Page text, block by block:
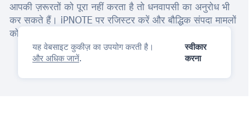
यह वेबसाइट कुकीज़ का उपयोग करती है।
और अधिक जानें.
स्वीकार
करना
आपकी ज़रूरतों को पूरा नहीं करता है तो धनवापसी का अनुरोध भी
कर सकते हैं। iPNOTE पर रजिस्टर करें और बौद्धिक संपदा मामलों
को पेशेवर वकीलों को सौंपने का काम आसानी से करें।